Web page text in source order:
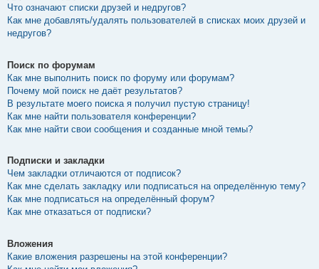
Что означают списки друзей и недругов?
Как мне добавлять/удалять пользователей в списках моих друзей и
недругов?
Поиск по форумам
Как мне выполнить поиск по форуму или форумам?
Почему мой поиск не даёт результатов?
В результате моего поиска я получил пустую страницу!
Как мне найти пользователя конференции?
Как мне найти свои сообщения и созданные мной темы?
Подписки и закладки
Чем закладки отличаются от подписок?
Как мне сделать закладку или подписаться на определённую тему?
Как мне подписаться на определённый форум?
Как мне отказаться от подписки?
Вложения
Какие вложения разрешены на этой конференции?